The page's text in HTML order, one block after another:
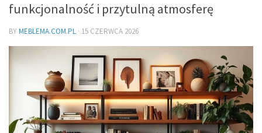
funkcjonalność i przytulną atmosferę
BYMEBLEMA.COM.PL · 15 CZERWCA 2026